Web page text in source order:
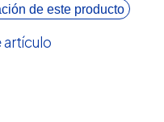
de este producto